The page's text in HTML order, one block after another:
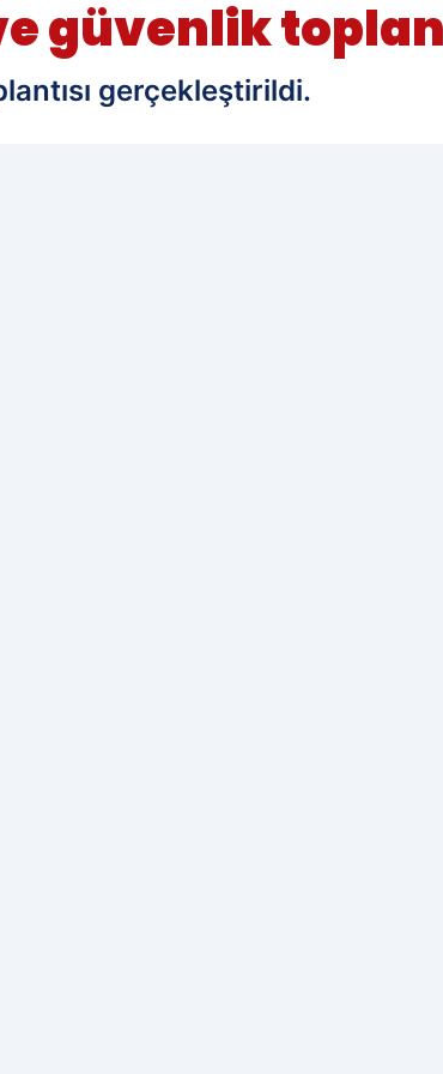
güvenlik
gerçekleştirildi.